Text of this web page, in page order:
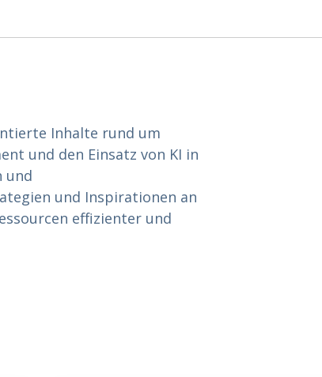
Inhalte rund um
und den Einsatz von KI in
und
und Inspirationen an
effizienter und